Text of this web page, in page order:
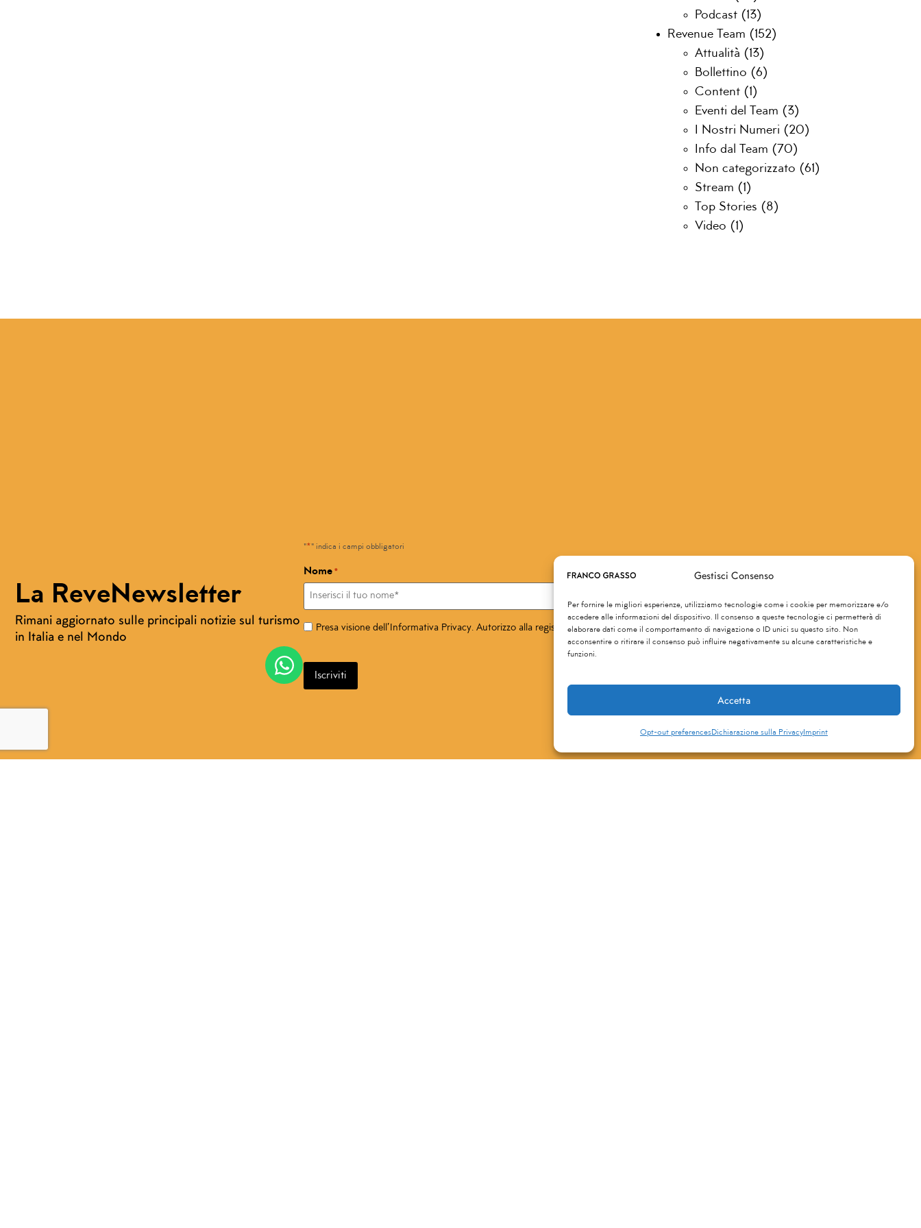
Gestisci Consenso
Per fornire le migliori esperienze, utilizziamo tecnologie come i cookie per memorizzare e/o
accedere alle informazioni del dispositivo. Il consenso a queste tecnologie ci permetterà di
elaborare dati come il comportamento di navigazione o ID unici su questo sito. Non
acconsentire o ritirare il consenso può influire negativamente su alcune caratteristiche e
funzioni.
Accetta
Opt-out preferencesDichiarazione sulla PrivacyImprint
Podcast (13)
Revenue Team (152)
Attualità (13)
Bollettino (6)
Content (1)
Eventi del Team (3)
I Nostri Numeri (20)
Info dal Team (70)
Non categorizzato (61)
Stream (1)
Top Stories (8)
Video (1)
La ReveNewsletter
Rimani aggiornato sulle principali notizie sul turismo
in Italia e nel Mondo
"*" indica i campi obbligatori
Nome * Email
Consenso *
Presa visione dell’ Informativa Privacy. Autorizzo alla registrazione alla newsletter.*
Iscriviti